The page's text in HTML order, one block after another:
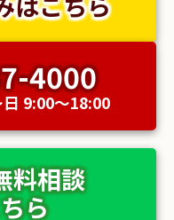
4000
9:00〜18:00
料相談
ら